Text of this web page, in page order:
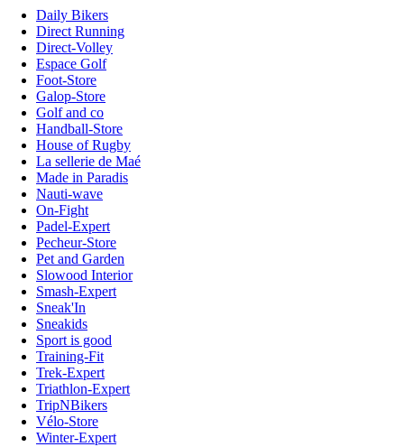
Daily Bikers
Direct Running
Direct-Volley
Espace Golf
Foot-Store
Galop-Store
Golf and co
Handball-Store
House of Rugby
La sellerie de Maé
Made in Paradis
Nauti-wave
On-Fight
Padel-Expert
Pecheur-Store
Pet and Garden
Slowood Interior
Smash-Expert
Sneak'In
Sneakids
Sport is good
Training-Fit
Trek-Expert
Triathlon-Expert
TripNBikers
Vélo-Store
Winter-Expert